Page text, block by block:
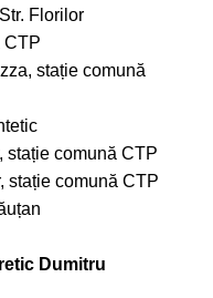
Florilor
CTP
stație comună
stație comună CTP
stație comună CTP
Dumitru